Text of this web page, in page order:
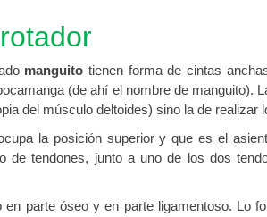
manguito tienen forma de cintas
(de ahí el nombre de manguito).
del músculo deltoides) sino la de realizar
la posición superior y que es el
de tendones, junto a uno de los dos
parte óseo y en parte ligamentoso. Lo